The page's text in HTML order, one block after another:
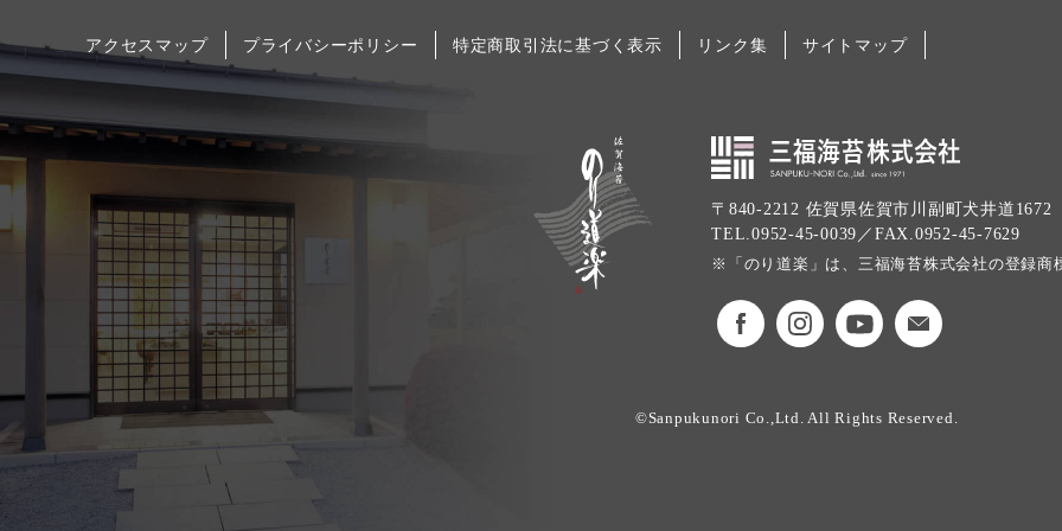
アクセスマップ プライバシーポリシー 特定商取引法に基づく表示 リンク集 サイトマップ
〒840-2212 佐賀県佐賀市川副町犬井道1672
TEL.0952-45-0039／FAX.0952-45-7629
※「のり道楽」は、三福海苔株式会社の登録商
©Sanpukunori Co.,Ltd. All Rights Reserved.